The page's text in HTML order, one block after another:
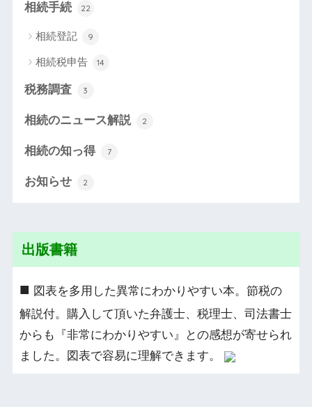
相続手続 22
相続登記 9
相続税申告 14
税務調査 3
相続のニュース解説 2
相続の知っ得 7
お知らせ 2
出版書籍
■ 図表を多用した異常にわかりやすい本。節税の
解説付。購入して頂いた弁護士、税理士、司法書士
からも『非常にわかりやすい』との感想が寄せられ
ました。図表で容易に理解できます。